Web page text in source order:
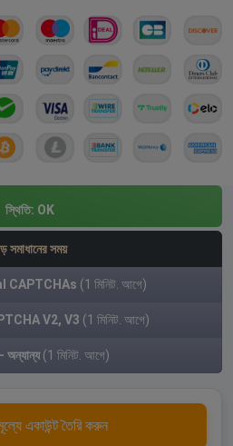
স্থিতি: OK
সমাধানের সময়
CAPTCHAs (1 মিনিট. আগে)
V2, V3 (1 মিনিট. আগে)
অন্যান্য(1 মিনিট. আগে)
একাউন্ট তৈরি করুন